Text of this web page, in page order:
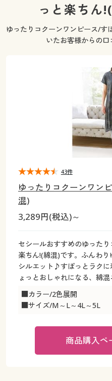
メンズ下着
ジュニア・ティーンズ下着
メンズファッション
メンズ下着
家電・雑貨すべて
寝具・インテリア・家具
寝具・インテリア・家具通販
カーテン・ラグ・ファブリッ
美容・健康
美容・健康・サプリメント
大きいサイズ通販すべて
大きいサイズ レディース服
大きいサイズ レディース下着
大きいサイズ 事務・制服
カタログ
デジタルカタログ
会員メニュー
ジュニア・ティーンズ下着
メンズ下着
キッチン・雑貨・日用品
寝具・インテリア・家具通販
家具・収納
カーテン・ラグ・ファブリック
美容・健康通販すべて
制服・スクール
ジュニア・ティーンズ下着
大きいサイズ レディース服
大きいサイズ レディース下着
大きいサイズ メンズ
大きいサイズ 事務・制服
シークレットセール
商品カテゴリ一覧
カタログ
カタログ・チラシからのご
デジタルカタログ
カタログ無料プレゼント
会員メニュー
マイページ
閲覧履歴
お気に入り
っと楽ちん
ゆったりコクーンワンピース/す
いたお客様からの口
ゆったりコクーンワン
混)
3,289円(税込)～
セシールおすすめのゆった
楽ちん!(綿混)です。ふんわ
シルエット♪すぽっとラク
ょっとおしゃれになる、綿
■カラー/2色展開
■サイズ/M～L～4L～5L
43件
商品購入ペ